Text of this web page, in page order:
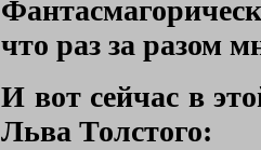
что раз за разом
И вот сейчас в
Льва Толстого: